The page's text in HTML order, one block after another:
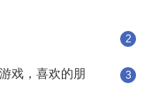
戏，喜欢的朋
2
3